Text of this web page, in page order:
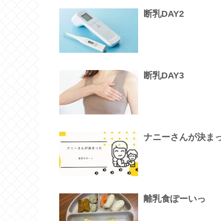
断乳DAY2
断乳DAY3
ナニーさんが決ま
離乳食ぽーいっ